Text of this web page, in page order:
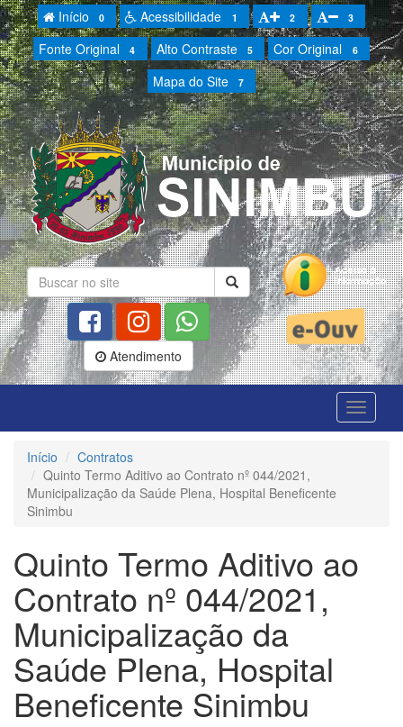
Início 0 Acessibilidade 1 2 3
Fonte Original 4 Alto Contraste 5 Cor Original 6
Mapa do Site 7
Atendimento
Início
Contratos
Quinto Termo Aditivo ao Contrato nº 044/2021,
Municipalização da Saúde Plena, Hospital Beneficente
Sinimbu
Quinto Termo Aditivo ao
Contrato nº 044/2021,
Municipalização da
Saúde Plena, Hospital
Beneficente Sinimbu